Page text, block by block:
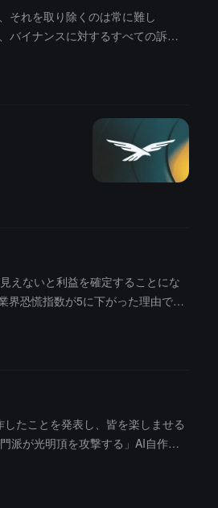
それを取り除くのは常に難し
バイナンスに対するすべての訴訟
えないと利益を確定することにな
界恐慌指数が5に下がった理由で
たことを発表し、皆を楽しませる
派が光明頂を攻撃する」AI自作短